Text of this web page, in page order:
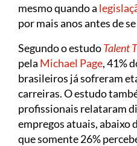
mesmo quando a
por mais anos antes de
Segundo o estudoTalent
pela Michael Page, 41%
brasileiros já sofreram
carreiras. O estudo
profissionais relataram
empregos atuais, abaixo
que somente 26%